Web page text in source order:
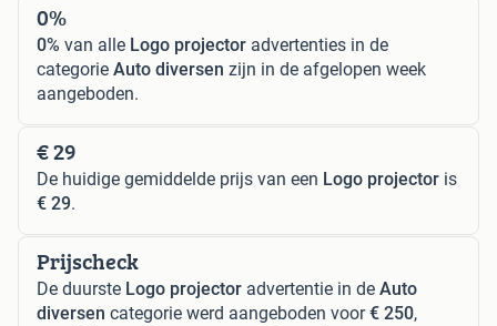
0%
0% van alle Logo projector advertenties in de
categorie Auto diversen zijn in de afgelopen week
aangeboden.
€ 29
De huidige gemiddelde prijs van een Logo projector is
€ 29.
Prijscheck
De duurste Logo projector advertentie in de Auto
diversen categorie werd aangeboden voor€ 250,